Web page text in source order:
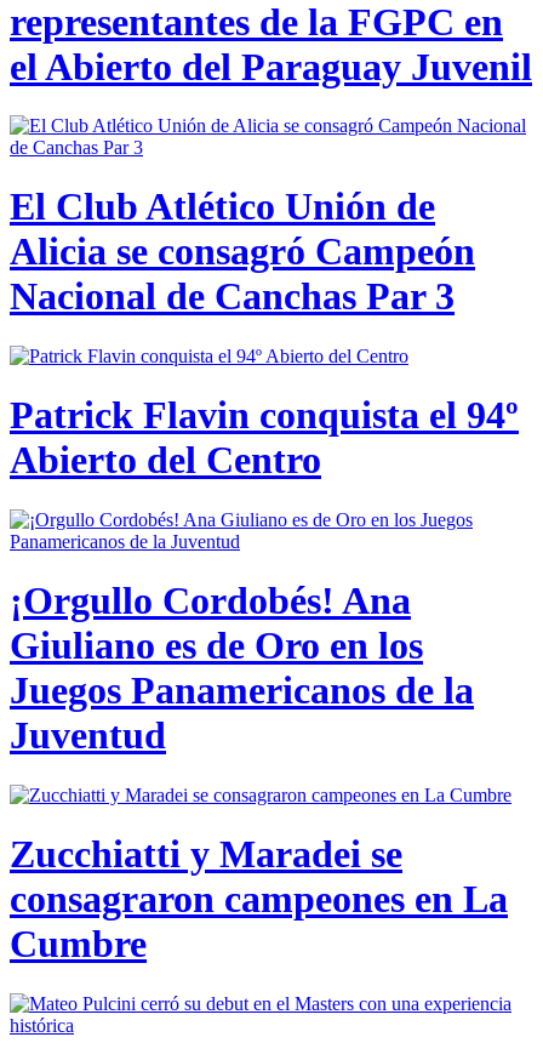
representantes de la FGPC en
el Abierto del Paraguay Juvenil
El Club Atlético Unión de
Alicia se consagró Campeón
Nacional de Canchas Par 3
Patrick Flavin conquista el 94º
Abierto del Centro
¡Orgullo Cordobés! Ana
Giuliano es de Oro en los
Juegos Panamericanos de la
Juventud
Zucchiatti y Maradei se
consagraron campeones en La
Cumbre